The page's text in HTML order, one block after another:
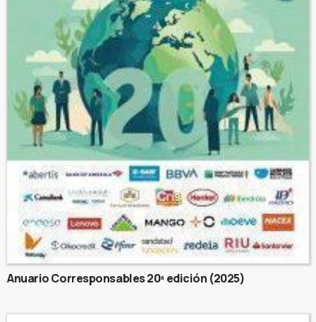
Anuario Corresponsables 20ª edición (2025)